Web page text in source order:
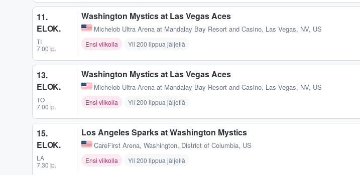
11.
ELOK.
TI
7.00 ip.
Washington Mystics at Las Vegas Aces
Michelob Ultra Arena at Mandalay Bay Resort and Casino, Las Vegas, NV, US
Ensi viikolla Yli 200 lippua jäljellä
13.
ELOK.
TO
7.00 ip.
Washington Mystics at Las Vegas Aces
Michelob Ultra Arena at Mandalay Bay Resort and Casino, Las Vegas, NV, US
Ensi viikolla Yli 200 lippua jäljellä
15.
ELOK.
LA
7.30 ip.
Los Angeles Sparks at Washington Mystics
CareFirst Arena, Washington, District of Columbia, US
Ensi viikolla Yli 200 lippua jäljellä